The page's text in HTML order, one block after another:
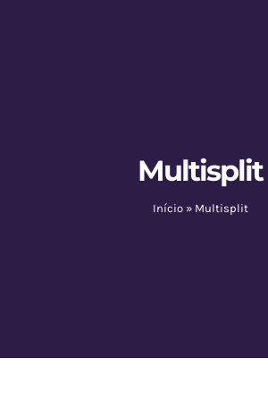
Multisplit
Início» Multisplit